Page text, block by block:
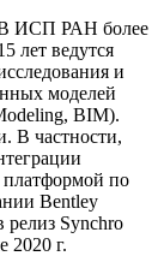
ИСП РАН более
лет ведутся
и
моделей
BIM).
В частности,
по
Bentley
релиз Synchro
2020 г.